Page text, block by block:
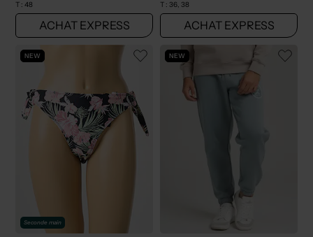
T : 48
ACHAT EXPRESS
T : 36, 38
ACHAT EXPRESS
NEW
Seconde main
NEW